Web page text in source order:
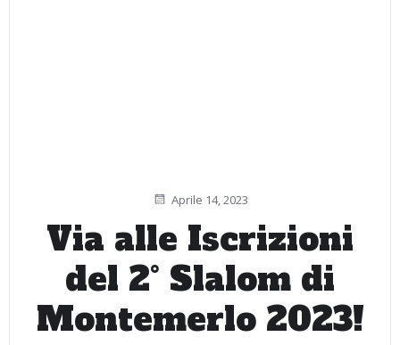
Aprile 14, 2023
Via alle Iscrizioni
del 2° Slalom di
Montemerlo 2023!